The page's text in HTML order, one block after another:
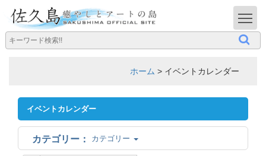
ホーム > イベントカレンダー
イベントカレンダー
カテゴリー